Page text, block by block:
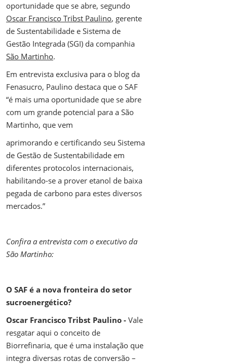
oportunidade que se abre, segundo
Oscar Francisco Tribst Paulino, gerente
de Sustentabilidade e Sistema de
Gestão Integrada (SGI) da companhia
São Martinho.
Em entrevista exclusiva para o blog da
Fenasucro, Paulino destaca que o SAF
“é mais uma oportunidade que se abre
com um grande potencial para a São
Martinho, que vem
aprimorando e certificando seu Sistema
de Gestão de Sustentabilidade em
diferentes protocolos internacionais,
habilitando-se a prover etanol de baixa
pegada de carbono para estes diversos
mercados.”
Confira a entrevista com o executivo da
São Martinho:
O SAF é a nova fronteira do setor
sucroenergético?
Oscar Francisco Tribst Paulino - Vale
resgatar aqui o conceito de
Biorrefinaria, que é uma instalação que
integra diversas rotas de conversão –